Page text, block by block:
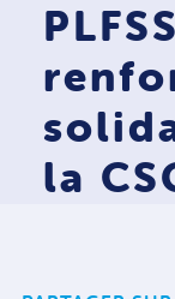
la